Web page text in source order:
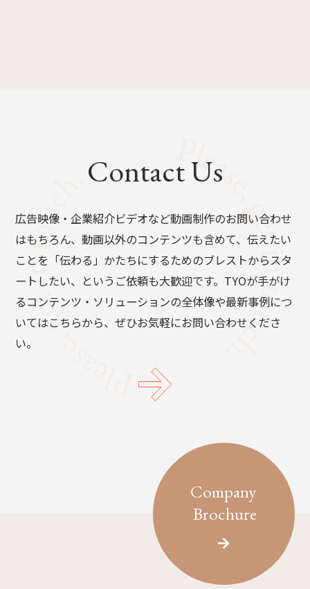
Contact Us
広告映像・企業紹介ビデオなど動画制作のお問い合わせ
はもちろん、動画以外のコンテンツも含めて、伝えたい
ことを「伝わる」かたちにするためのブレストからスタ
ートしたい、というご依頼も大歓迎です。TYOが手がけ
るコンテンツ・ソリューションの全体像や最新事例につ
いてはこちらから、ぜひお気軽にお問い合わせくださ
い。
Company
Brochure